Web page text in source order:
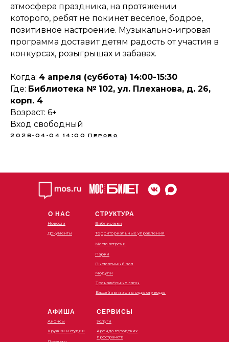
атмосфера праздника, на протяжении
которого, ребят не покинет веселое, бодрое,
позитивное настроение. Музыкально-игровая
программа доставит детям радость от участия в
конкурсах, розыгрышах и забавах.
Когда: 4 апреля (суббота) 14:00-15:30
Где: Библиотека № 102, ул. Плеханова, д. 26,
корп. 4
Возраст: 6+
Вход свободный
2026-04-04 14:00 Перово
О НАС
Новости
Документы
АФИША
Анонсы
Кружки и студии
СТРУКТУРА
Библиотеки
Территориальные управления
Места встречи
Парки
Выставочный зал
Модули
Тренажёрные залы
Бассейны и зоны отдыха у воды
СЕРВИСЫ
Услуги
Аренда городских
пространств